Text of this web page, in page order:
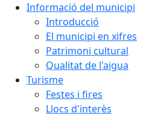
Informació del municipi
Introducció
El municipi en xifres
Patrimoni cultural
Qualitat de l'aigua
Turisme
Festes i fires
Llocs d'interès